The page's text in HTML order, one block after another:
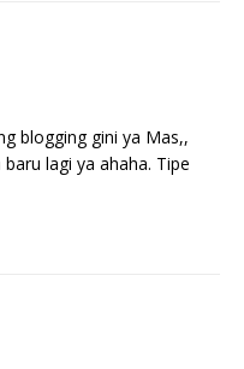
blogging gini ya Mas,,
lagi ya ahaha. Tipe